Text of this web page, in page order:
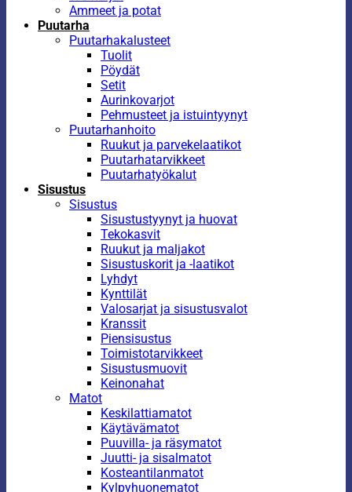
Ammeet ja potat
Puutarha
Puutarhakalusteet
Tuolit
Pöydät
Setit
Aurinkovarjot
Pehmusteet ja istuintyynyt
Puutarhanhoito
Ruukut ja parvekelaatikot
Puutarhatarvikkeet
Puutarhatyökalut
Sisustus
Sisustus
Sisustustyynyt ja huovat
Tekokasvit
Ruukut ja maljakot
Sisustuskorit ja -laatikot
Lyhdyt
Kynttilät
Valosarjat ja sisustusvalot
Kranssit
Piensisustus
Toimistotarvikkeet
Sisustusmuovit
Keinonahat
Matot
Keskilattiamatot
Käytävämatot
Puuvilla- ja räsymatot
Juutti- ja sisalmatot
Kosteantilanmatot
Kylpyhuonematot